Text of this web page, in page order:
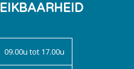
09.00u tot 17.00u